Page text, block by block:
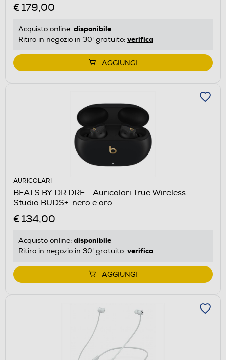
€ 179,00
Acquisto online: disponibile
Ritiro in negozio in 30' gratuito: verifica
AGGIUNGI
AURICOLARI
BEATS BY DR.DRE - Auricolari True Wireless
Studio BUDS+-nero e oro
€ 134,00
Acquisto online: disponibile
Ritiro in negozio in 30' gratuito: verifica
AGGIUNGI